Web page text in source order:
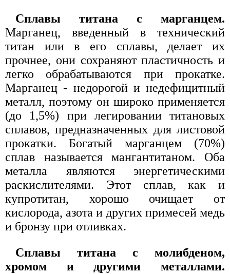
Сплавы титана с марганцем.
Марганец, введенный в технический
титан или в его сплавы, делает их
прочнее, они сохраняют пластичность и
легко обрабатываются при прокатке.
Марганец - недорогой и недефицитный
металл, поэтому он широко применяется
(до 1,5%) при легировании титановых
сплавов, предназначенных для листовой
прокатки. Богатый марганцем (70%)
сплав называется мангантитаном. Оба
металла являются энергетическими
раскислителями. Этот сплав, как и
купротитан, хорошо очищает от
кислорода, азота и других примесей медь
и бронзу при отливках.
Сплавы титана с молибденом,
хромом и другими металлами.